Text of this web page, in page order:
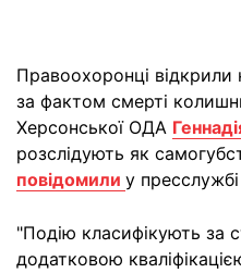
Правоохоронці
за фактом смерті
Херсонської ОДА
розслідують як
повідомили у пресслужбі
"Подію класифікують за
додатковою